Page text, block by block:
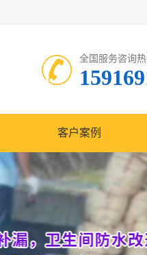
全国服务咨询
客户案例